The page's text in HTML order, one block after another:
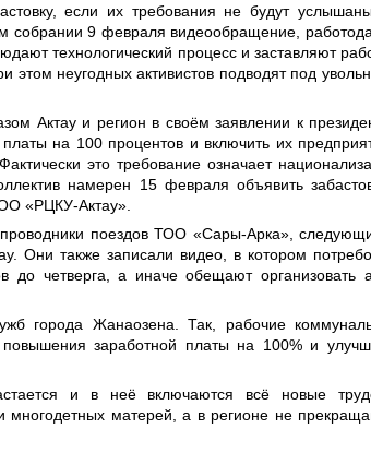
если их требования не будут
собрании 9 февраля видеообращение,
технологический процесс и заставляют
неугодных активистов подводят под
Актау и регион в своём заявлении к
на 100 процентов и включить их
это требование означает
намерен 15 февраля объявить
«РЦКУ-Актау».
поездов ТОО «Сары-Арка»,
Они также записали видео, в котором
до четверга, а иначе обещают организовать
города Жанаозена. Так, рабочие
повышения заработной платы на 100% и
и в неё включаются всё новые
многодетных матерей, а в регионе не